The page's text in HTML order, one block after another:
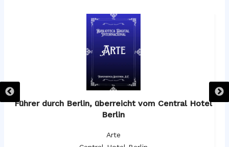
Führer durch Berlin, überreicht vom Central Hotel
Berlin
Arte